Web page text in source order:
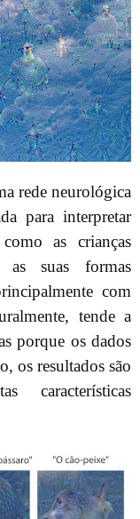
rede neurológica
para interpretar
as crianças
as suas formas
com
tende a
porque os dados
os resultados são
características